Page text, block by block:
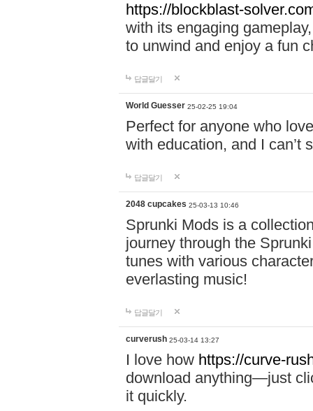
https://blockblast-
with its engaging
to unwind and enjoy a fun
답글달기
World Guesser 25-02-25 19:04
Perfect for anyone who
with education, and I can’t
답글달기
2048 cupcakes 25-03-13 10:46
Sprunki Mods is a
journey through the
tunes with various
everlasting music!
답글달기
curverush 25-03-14 13:27
I love how https://curve-
download anything—just
it quickly.